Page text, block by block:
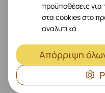
Συντελεστής φόρμας
Διάμετρος οδηγού
Τύπος βάσης
Λειτουργία εξόδου ήχου
Στοιχεία συστήματος
προϋποθέσεις
στα cookies στο
αναλυτικά
Απόρριψη